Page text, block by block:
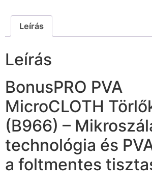
Leírás
Leírás
BonusPRO PVA
MicroCLOTH
(B966) –
technológia és
a foltmentes